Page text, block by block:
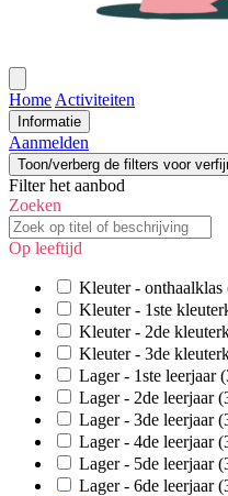
menu
Home Activiteiten
Informatie
Aanmelden
Toon/verberg de filters voor
Filter het aanbod
Zoeken
Op leeftijd
Kleuter - onthaalklas
Kleuter - 1ste
Kleuter - 2de
Kleuter - 3de
Lager - 1ste leerjaar
Lager - 2de leerjaar
Lager - 3de leerjaar
Lager - 4de leerjaar
Lager - 5de leerjaar
Lager - 6de leerjaar